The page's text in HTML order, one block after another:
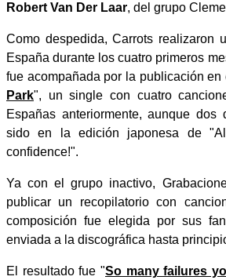
Robert Van Der Laar, del grupo
Como despedida, Carrots realizaron
España durante los cuatro primeros
fue acompañada por la publicación en
Park", un single con cuatro
Españas anteriormente, aunque
sido en la edición japonesa de
confidence!".
Ya con el grupo inactivo,
publicar un recopilatorio con
composición fue elegida por sus
enviada a la discográfica hasta
El resultado fue "So many failures